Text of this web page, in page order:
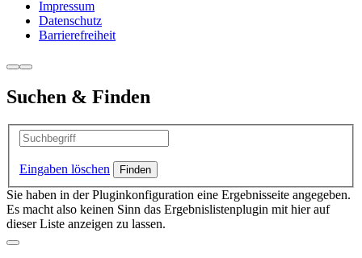
Impressum
Datenschutz
Barrierefreiheit
Suchen & Finden
Eingaben löschen
Sie haben in der Pluginkonfiguration eine Ergebnisseite angegeben.
Es macht also keinen Sinn das Ergebnislistenplugin mit hier auf
dieser Liste anzeigen zu lassen.